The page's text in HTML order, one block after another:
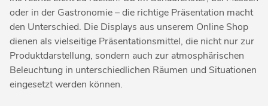
oder in der Gastronomie – die richtige Präsentation macht
den Unterschied. Die Displays aus unserem Online Shop
dienen als vielseitige Präsentationsmittel, die nicht nur zur
Produktdarstellung, sondern auch zur atmosphärischen
Beleuchtung in unterschiedlichen Räumen und Situationen
eingesetzt werden können.